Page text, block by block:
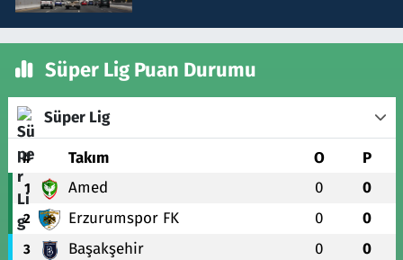
Süper Lig Puan Durumu
Süper Lig
# Takım O P
1 Amed 0 0
2 Erzurumspor FK 0 0
3 Başakşehir 0 0